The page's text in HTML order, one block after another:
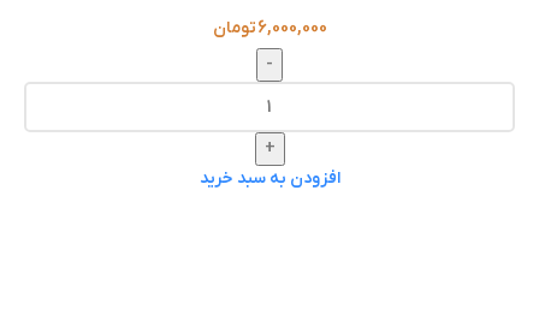
6,000,000تومان
-
+
افزودن به سبد خرید